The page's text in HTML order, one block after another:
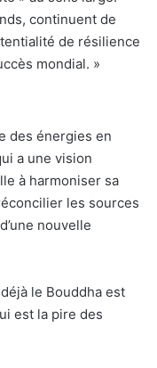
continuent de
de résilience
mondial. »
des énergies en
a une vision
à harmoniser sa
les sources
nouvelle
le Bouddha est
est la pire des